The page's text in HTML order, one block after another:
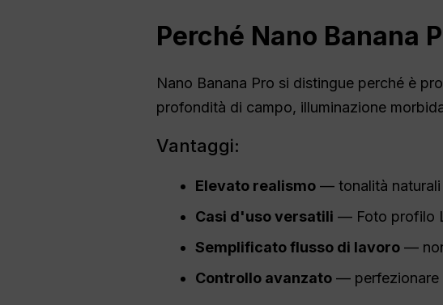
Perché Nano Banana
Nano Banana Pro si distingue perché è
profondità di campo, illuminazione
Vantaggi:
Elevato realismo — tonalità naturali
Casi d'uso versatili — Foto profilo
Semplificatoflusso di lavoro —
Controllo avanzato — perfezionare